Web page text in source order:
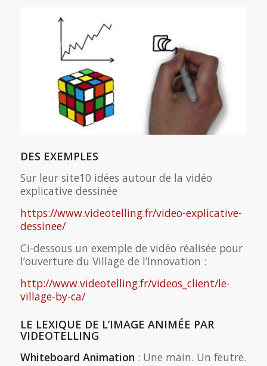
DES EXEMPLES
Sur leur site10 idées autour de la vidéo
explicative dessinée
https://www.videotelling.fr/video-explicative-
dessinee/
Ci-dessous un exemple de vidéo réalisée pour
l’ouverture du Village de l’Innovation :
http://www.videotelling.fr/videos_client/le-
village-by-ca/
LE LEXIQUE DE L’IMAGE ANIMÉE PAR
VIDEOTELLING
Whiteboard Animation : Une main. Un feutre.